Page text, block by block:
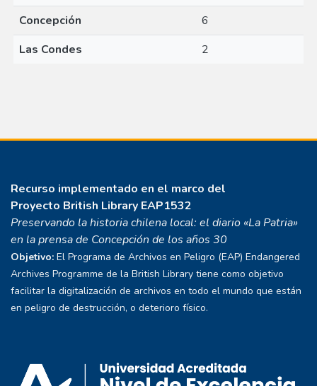
Concepción
6
Las Condes
2
Recurso implementado en el marco del
Proyecto British Library EAP1532
Preservando la historia chilena local: el diario «La Patria»
en la prensa de Concepción de los años 30
Objetivo: El Programa de Archivos en Peligro (EAP) Endangered
Archives Programme de la British Library tiene como objetivo
facilitar la digitalización de archivos en todo el mundo que están
en peligro de destrucción, o deterioro físico.